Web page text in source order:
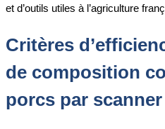
et d’outils utiles à l’agriculture
Critères
de composition
porcs par